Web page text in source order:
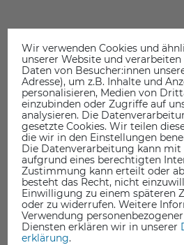
DAS KÖNNTE SIE AUCH
Wir verwenden Cookies und
unserer Website und
Daten von Besucher:innen
Adresse), um z.B. Inhalte und
personalisieren, Medien von
einzubinden oder Zugriffe auf
analysieren. Die
gesetzte Cookies. Wir teilen
die wir in den Einstellungen
Die Datenverarbeitung kann
aufgrund eines berechtigten
Zustimmung kann erteilt oder
besteht das Recht, nicht
Einwilligung zu einem späteren
oder zu widerrufen. Weitere
Verwendung
Diensten erklären wir in unserer
erklärung.